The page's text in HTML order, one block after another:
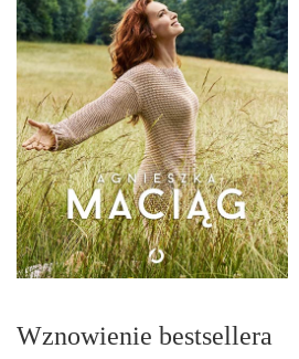
Wznowienie bestsellera